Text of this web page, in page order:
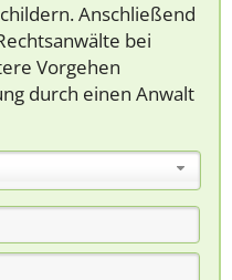
Anschließend
bei
Vorgehen
durch einen Anwalt